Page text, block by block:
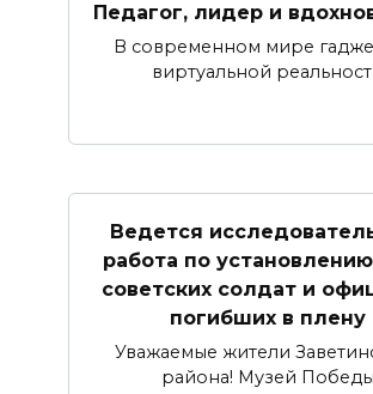
Педагог, лидер и
В современном мире
виртуальной
Ведется
работа по
советских солдат и
погибших в плену
Уважаемые жители
района! Музей Победы